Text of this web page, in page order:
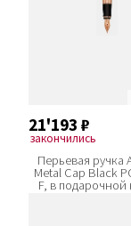
21'193 ₽
закончились
Перьевая ручка
Metal Cap Black
F, в подарочной